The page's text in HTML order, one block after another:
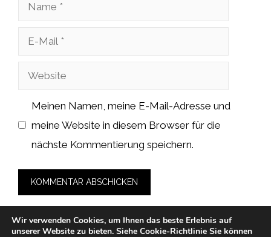
Website
Meinen Namen, meine E-Mail-Adresse und
meine Website in diesem Browser für die
nächste Kommentierung speichern.
Wir verwenden Cookies, um Ihnen das beste Erlebnis auf
unserer Website zu bieten. Siehe Cookie-Richtlinie Sie können